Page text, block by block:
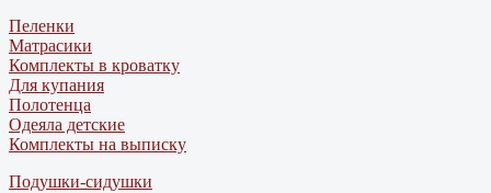
Пеленки
Матрасики
Комплекты в кроватку
Для купания
Полотенца
Одеяла детские
Комплекты на выписку
Подушки-сидушки